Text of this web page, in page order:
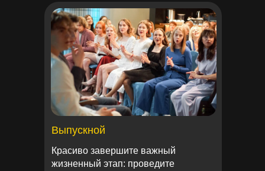
Выпускной
Красиво завершите важный
жизненный этап: проведите